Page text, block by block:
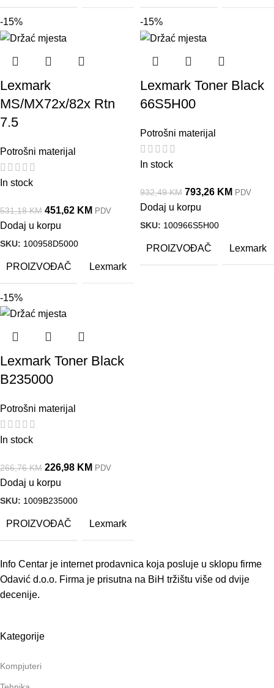
-15%
Lexmark
MS/MX72x/82x Rtn
7.5
Potrošni materijal
In stock
531,18KM 451,62 KM PDV
Dodaj u korpu
SKU: 100958D5000
PROIZVOĐAČ Lexmark
-15%
Lexmark Toner Black
66S5H00
Potrošni materijal
In stock
932,49KM 793,26 KM PDV
Dodaj u korpu
SKU: 100966S5H00
PROIZVOĐAČ Lexmark
-15%
Lexmark Toner Black
B235000
Potrošni materijal
In stock
266,76KM 226,98 KM PDV
Dodaj u korpu
SKU: 1009B235000
PROIZVOĐAČ Lexmark
Info Centar je internet prodavnica koja posluje u sklopu firme
Odavić d.o.o. Firma je prisutna na BiH tržištu više od dvije
decenije.
Kategorije
Kompjuteri